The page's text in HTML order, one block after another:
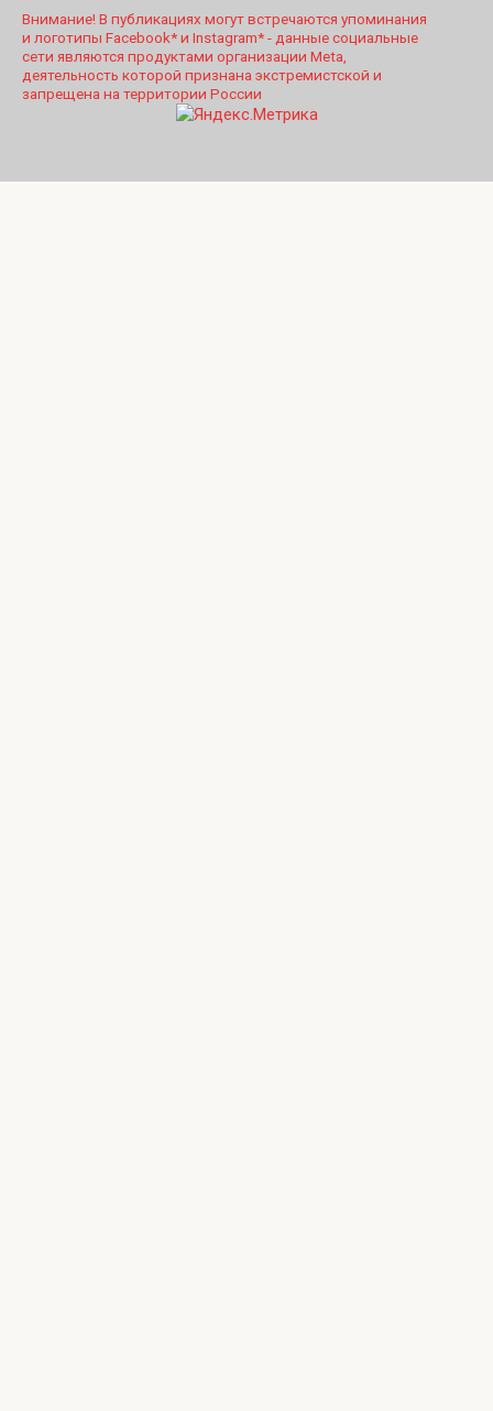
Внимание! В публикациях могут встречаются упоминания
и логотипы Facebook* и Instagram* - данные социальные
сети являются продуктами организации Meta,
деятельность которой признана экстремистской и
запрещена на территории России